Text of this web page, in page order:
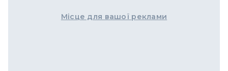
Місце для вашої реклами